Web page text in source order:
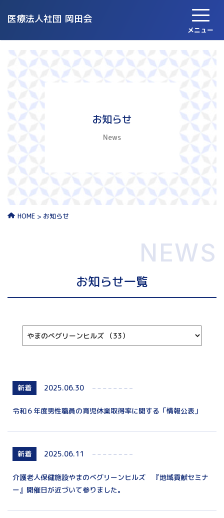
医療法人社団 岡田会
メニュー
お知らせ
News
HOME お知らせ
NEWS
お知らせ一覧
カ
テ
を
選
新着 2025.06.30
令和６年度男性職員の育児休業取得率に関する「情報公表」
新着 2025.06.11
介護老人保健施設やまのべグリーンヒルズ 『地域貢献セミナ
ー』開催日が近づいて参りました。